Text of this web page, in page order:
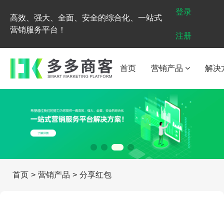
高效、强大、全面、安全的综合化、一站式
营销服务平台！
登录
注册
首页 营销产品 解决
首页 > 营销产品 > 分享红包